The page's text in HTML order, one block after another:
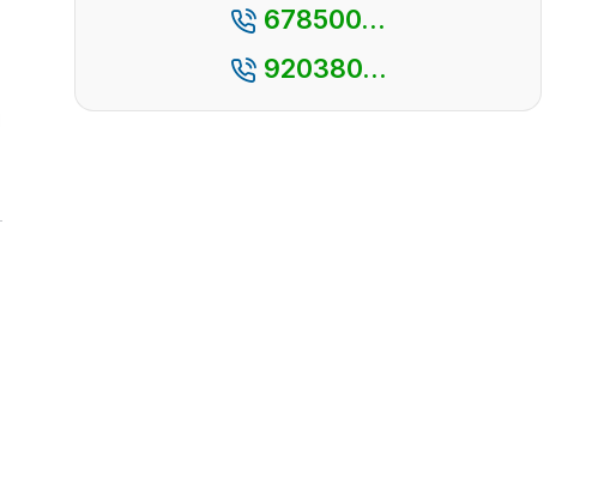
678500...
920380...